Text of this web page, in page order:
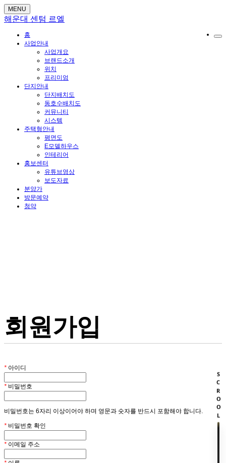
MENU
해운대 센텀 르엘
홈
사업안내
사업개요
브랜드소개
위치
프리미엄
단지안내
단지배치도
동호수배치도
커뮤니티
시스템
주택형안내
평면도
E모델하우스
인테리어
홍보센터
유튜브영상
보도자료
분양가
방문예약
청약
회원가입
* 아이디
* 비밀번호
비밀번호는 6자리 이상이어야 하며 영문과 숫자를 반드시 포함해야 합니다.
* 비밀번호 확인
* 이메일 주소
SCROOL